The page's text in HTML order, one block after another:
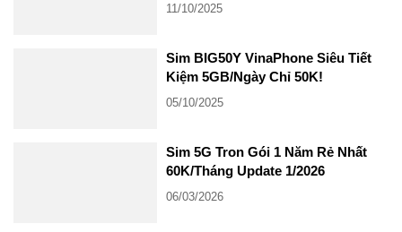
11/10/2025
Sim BIG50Y VinaPhone Siêu Tiết
Kiệm 5GB/Ngày Chỉ 50K!
05/10/2025
Sim 5G Tron Gói 1 Năm Rẻ Nhất
60K/Tháng Update 1/2026
06/03/2026